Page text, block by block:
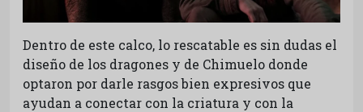
Dentro de este calco, lo rescatable es sin dudas el
diseño de los dragones y de Chimuelo donde
optaron por darle rasgos bien expresivos que
ayudan a conectar con la criatura y con la